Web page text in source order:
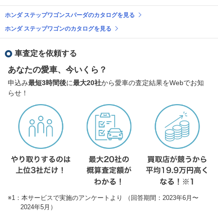
ホンダ ステップワゴンスパーダのカタログを見る
ホンダ ステップワゴンのカタログを見る
車査定を依頼する
あなたの愛車、今いくら？
申込み最短3時間後に最大20社から愛車の査定結果をWebでお知
らせ！
※1：本サービスで実施のアンケートより （回答期間：2023年6月〜
2024年5月）